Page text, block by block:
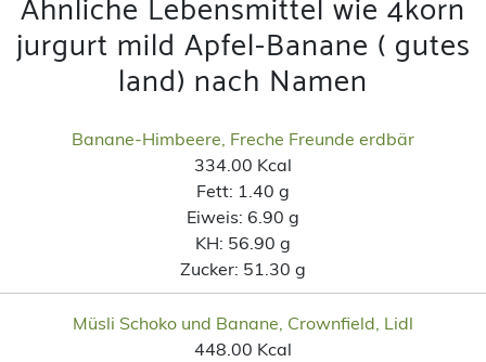
Ähnliche Lebensmittel wie 4korn
jurgurt mild Apfel-Banane ( gutes
land) nach Namen
Banane-Himbeere, Freche Freunde erdbär
334.00 Kcal
Fett: 1.40 g
Eiweis: 6.90 g
KH: 56.90 g
Zucker: 51.30 g
Müsli Schoko und Banane, Crownfield, Lidl
448.00 Kcal